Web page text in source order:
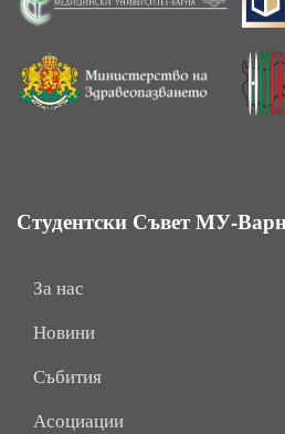
Студентски Съвет МУ-
За нас
Новини
Събития
Асоциации